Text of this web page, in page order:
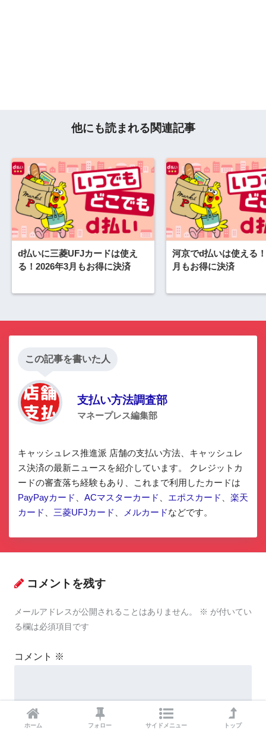
他にも読まれる関連記事
d払いに三菱UFJカードは使え
る！2026年3月もお得に決済
河京でd払いは使える
月もお得に決済
この記事を書いた人
支払い方法調査部
マネープレス編集部
キャッシュレス推進派 店舗の支払い方法、キャッシュレ
ス決済の最新ニュースを紹介しています。 クレジットカ
ードの審査落ち経験もあり、これまで利用したカードは
PayPayカード
ACマスターカード エポスカード
楽天
カード
三菱UFJカード メルカードなどです。
コメントを残す
メールアドレスが公開されることはありません。 ※ が付いてい
る欄は必須項目です
コメント ※
ホーム フォロー サイドメニュー トップ